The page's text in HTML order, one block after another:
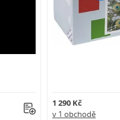
1 290 Kč
v 1 obchodě